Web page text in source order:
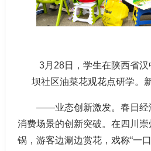
3月28日，学生在陕西省
坝社区油菜花观花点研学。
——业态创新激发。春日经
消费场景的创新突破。在四川
锅，游客边涮边赏花，戏称“一